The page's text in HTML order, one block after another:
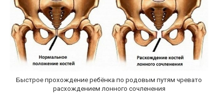
Быстрое прохождение ребёнка по родовым путям чревато
расхождением лонного сочленения